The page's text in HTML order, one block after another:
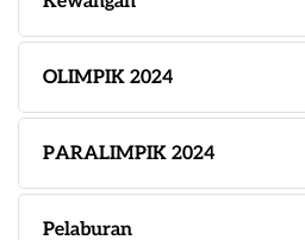
OLIMPIK 2024
PARALIMPIK 2024
Pelaburan